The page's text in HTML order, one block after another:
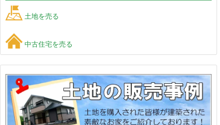
土地を売る
中古住宅を売る